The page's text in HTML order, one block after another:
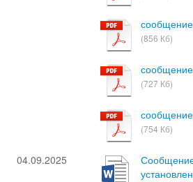
сообщение
(856 Кб)
сообщение
(727 Кб)
сообщение
(754 Кб)
04.09.2025